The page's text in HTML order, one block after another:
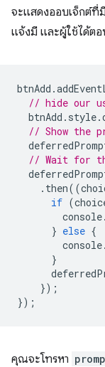
จะแสดงออบเจ็กต์ที่
แจ้งมี และผู้ใช้ได้ต
btnAdd .
// hide our
btnAdd . style.
// Show the
// Wait for
. then((
if (
console.
} else {
console.
}
});
});
คุณจะโทรหา